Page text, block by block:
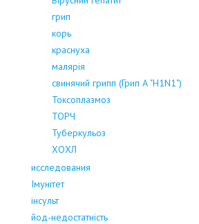
грип
корь
краснуха
малярія
свинячий грипп (Грип А "H1N1")
Токсоплазмоз
ТОРЧ
Туберкульоз
ХОХЛ
исследования
Імунітет
інсульт
йод-недостатність